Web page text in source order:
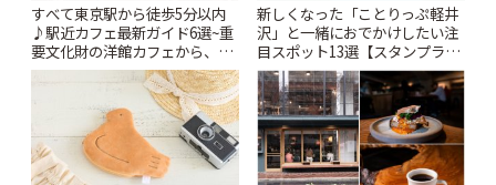
すべて東京駅から徒歩5分以内
♪駅近カフェ最新ガイド6選~重
要文化財の洋館カフェから、改
札すぐのレトロ喫茶まで~ | こと
新しくなった「ことりっぷ軽井
沢」と一緒におでかけしたい注
目スポット13選【スタンプラリ
ー開催中】 | ことりっぷ